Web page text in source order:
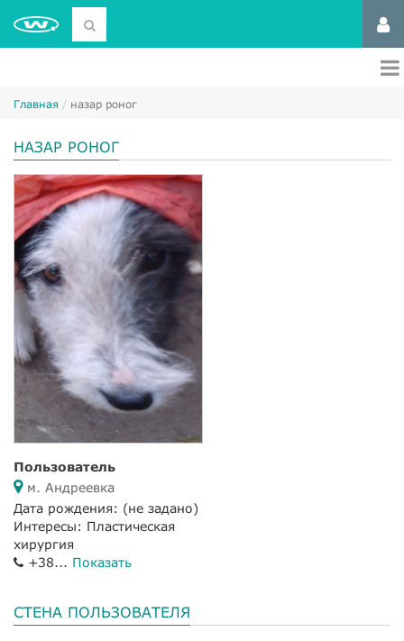
Главная назар роног
НАЗАР РОНОГ
Пользователь
м. Андреевка
Дата рождения: (не задано)
Интересы: Пластическая
хирургия
+38... Показать
СТЕНА ПОЛЬЗОВАТЕЛЯ